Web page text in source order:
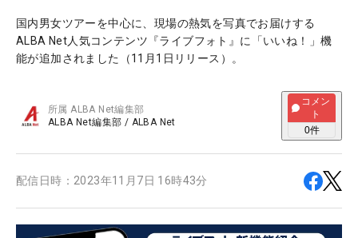
国内男女ツアーを中心に、現場の熱気を写真でお届けする
ALBA Net人気コンテンツ『ライブフォト』に「いいね！」機
能が追加されました（11月1日リリース）。
所属ALBA Net編集部
ALBA Net編集部 / ALBA Net
コメン
ト
0件
配信日時： 2023年11月7日 16時43分